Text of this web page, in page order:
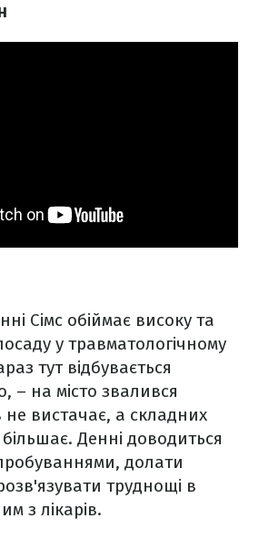
Сімс обіймає високу та
у травматологічному
тут відбувається
– на місто звалився
не вистачає, а складних
Денні доводиться
долати
труднощі в
з лікарів.